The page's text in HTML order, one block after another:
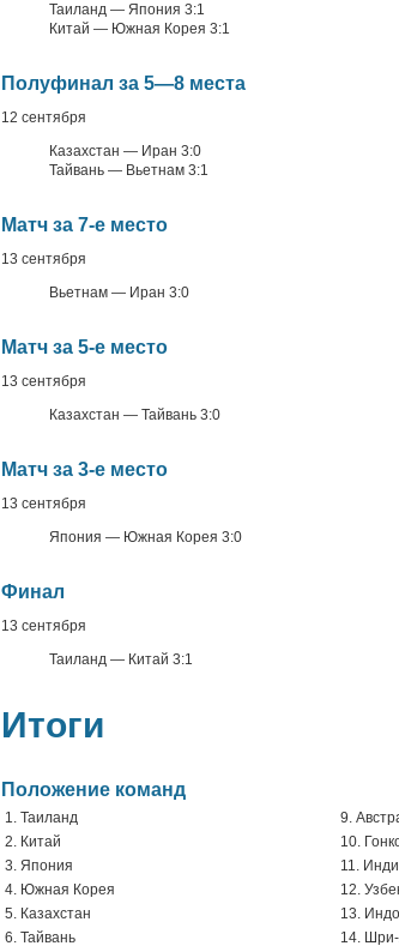
Таиланд — Япония 3:1
Китай — Южная Корея 3:1
Полуфинал за 5—8 места
12 сентября
Казахстан — Иран 3:0
Тайвань — Вьетнам 3:1
Матч за 7-е место
13 сентября
Вьетнам — Иран 3:0
Матч за 5-е место
13 сентября
Казахстан — Тайвань 3:0
Матч за 3-е место
13 сентября
Япония — Южная Корея 3:0
Финал
13 сентября
Таиланд — Китай 3:1
Итоги
Положение команд
1. Таиланд
9.
2. Китай
10.
3. Япония
11.
4. Южная Корея
12.
5. Казахстан
13.
6. Тайвань
14.